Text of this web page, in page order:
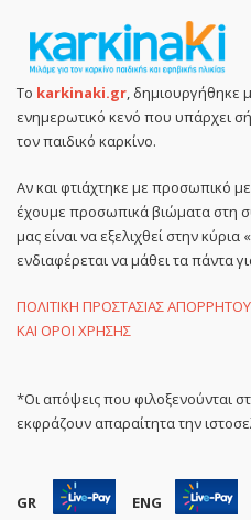
Το karkinaki.gr , δημιουργήθηκε
ενημερωτικό κενό που υπάρχει
τον παιδικό καρκίνο.
Αν και φτιάχτηκε με προσωπικό
έχουμε προσωπικά βιώματα στη
μας είναι να εξελιχθεί στην
ενδιαφέρεται να μάθει τα πάντα
ΠΟΛΙΤΙΚΗ ΠΡΟΣΤΑΣΙΑΣ
ΚΑΙ ΟΡΟΙ ΧΡΗΣΗΣ
*Οι απόψεις που φιλοξενούνται
εκφράζουν απαραίτητα την
GR ENG